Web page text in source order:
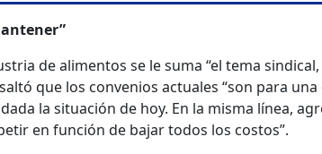
de alimentos se le suma “el tema
que los convenios actuales “son para una
la situación de hoy. En la misma línea,
en función de bajar todos los costos”.